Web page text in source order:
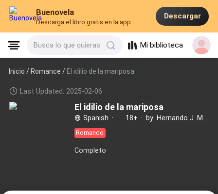
Buenovela
Descarga el libro gratis en la app
Descargar
Busca lo que quieras Mi biblioteca
Inicio /Romance / El idilio de la mariposa
Last Updated: 2025-02-06
El idilio de la mariposa
Spanish · 18+ ·
Romance
Completo